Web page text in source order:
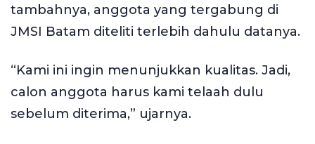
tambahnya, anggota yang tergabung di
JMSI Batam diteliti terlebih dahulu datanya.
“Kami ini ingin menunjukkan kualitas. Jadi,
calon anggota harus kami telaah dulu
sebelum diterima,” ujarnya.